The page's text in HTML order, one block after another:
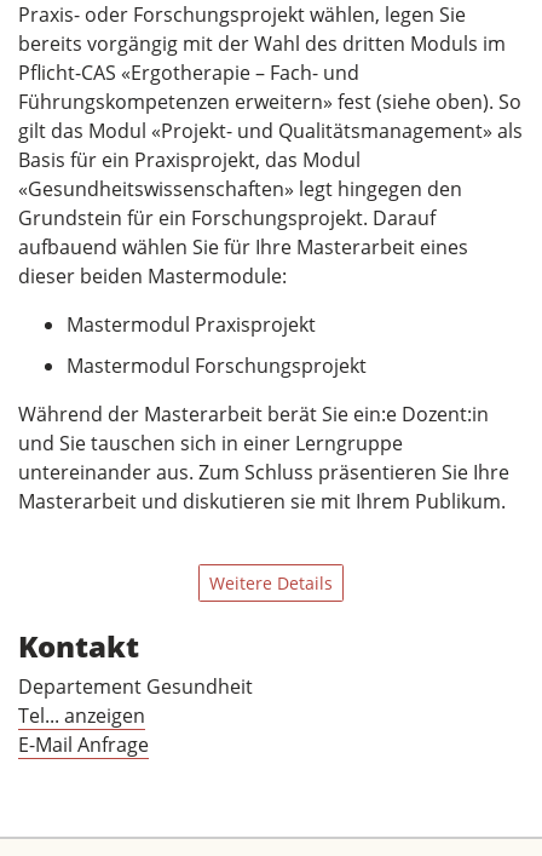
Praxis- oder Forschungsprojekt wählen, legen Sie
bereits vorgängig mit der Wahl des dritten Moduls im
Pflicht-CAS «Ergotherapie – Fach- und
Führungskompetenzen erweitern» fest (siehe oben). So
gilt das Modul «Projekt- und Qualitätsmanagement» als
Basis für ein Praxisprojekt, das Modul
«Gesundheitswissenschaften» legt hingegen den
Grundstein für ein Forschungsprojekt. Darauf
aufbauend wählen Sie für Ihre Masterarbeit eines
dieser beiden Mastermodule:
Mastermodul Praxisprojekt
Mastermodul Forschungsprojekt
Während der Masterarbeit berät Sie ein:e Dozent:in
und Sie tauschen sich in einer Lerngruppe
untereinander aus. Zum Schluss präsentieren Sie Ihre
Masterarbeit und diskutieren sie mit Ihrem Publikum.
Weitere Details
Kontakt
Departement Gesundheit
Tel... anzeigen
E-Mail Anfrage